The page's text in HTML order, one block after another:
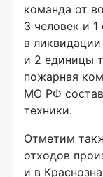
команда от
3 человек и
в
и 2 единицы
пожарная
МО РФ
техники.
Отметим
отходов
и в